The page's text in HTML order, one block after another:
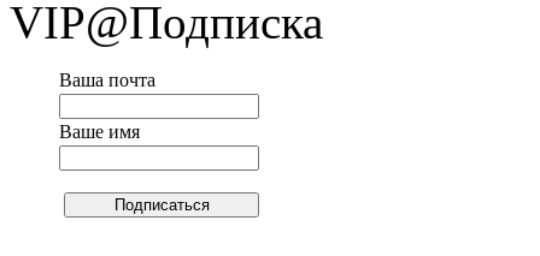
VIP@Подписка
Ваша почта
Ваше имя